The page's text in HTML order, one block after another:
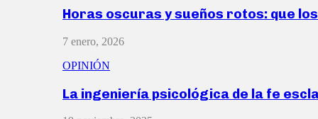
Horas oscuras y sueños rotos: que
7 enero, 2026
OPINIÓN
La ingeniería psicológica de la fe